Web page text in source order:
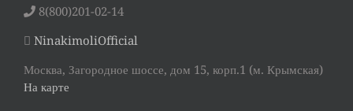
8(800)201-02-14
NinakimoliOfficial
Москва, Загородное шоссе, дом 15, корп.1 (м. Крымская)
На карте